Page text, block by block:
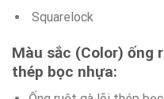
Squarelock
Màu sắc (Color) ống
thép bọc nhựa: